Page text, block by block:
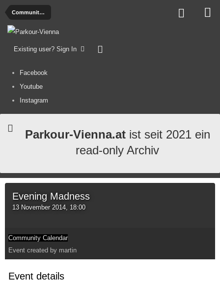
Community Calendar
Existing user? Sign In
Facebook
Youtube
Instagram
Parkour-Vienna.atist seit 2021 ein
read-only Archiv
Evening Madness
13 November 2014, 18:00
Community Calendar
Event created by martin
Event details